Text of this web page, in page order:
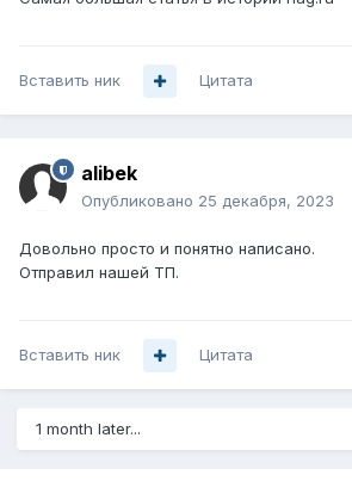
Вставить ник Цитата
alibek
Опубликовано 25 декабря, 2023
Довольно просто и понятно написано.
Отправил нашей ТП.
Вставить ник Цитата
1 month later...